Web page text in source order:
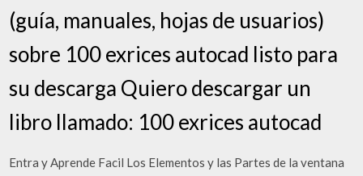
(guía, manuales, hojas de usuarios)
sobre 100 exrices autocad listo para
su descarga Quiero descargar un
libro llamado: 100 exrices autocad
Entra y Aprende Facil Los Elementos y las Partes de la ventana